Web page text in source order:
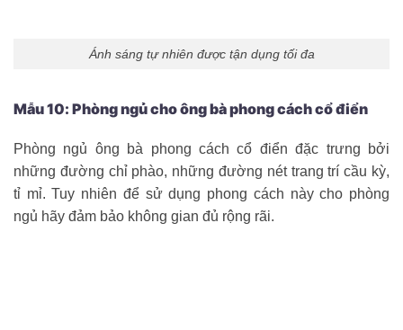
Ánh sáng tự nhiên được tận dụng tối đa
Mẫu 10: Phòng ngủ cho ông bà phong cách cổ điển
Phòng ngủ ông bà phong cách cổ điển đặc trưng bởi
những đường chỉ phào, những đường nét trang trí cầu kỳ,
tỉ mỉ. Tuy nhiên để sử dụng phong cách này cho phòng
ngủ hãy đảm bảo không gian đủ rộng rãi.